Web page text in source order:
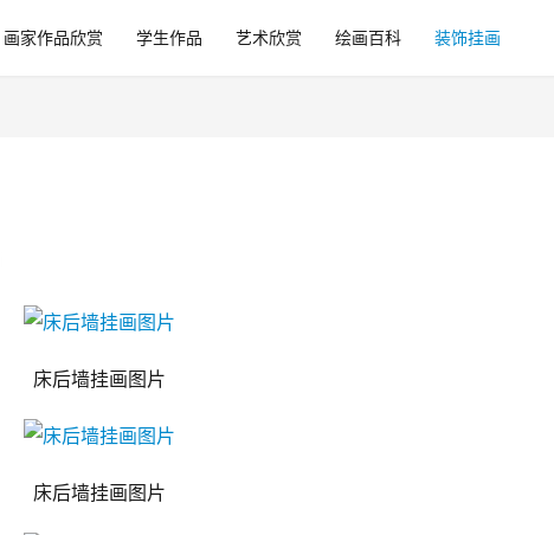
画家作品欣赏 学生作品 艺术欣赏 绘画百科 装饰挂画
床后墙挂画图片
床后墙挂画图片